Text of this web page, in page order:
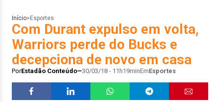
Início> Esportes
Com Durant expulso em volta,
Warriors perde do Bucks e
decepciona de novo em casa
PorEstadão Conteúdo 30/03/18 - 11h19minEmEsportes